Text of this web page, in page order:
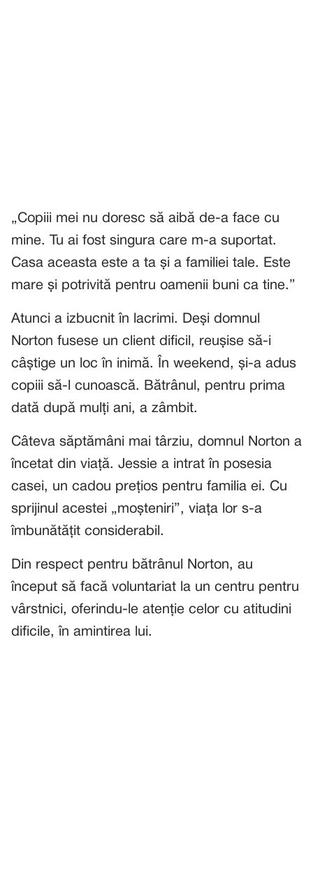
„Copiii mei nu doresc să aibă de-a face cu
mine. Tu ai fost singura care m-a suportat.
Casa aceasta este a ta și a familiei tale. Este
mare și potrivită pentru oamenii buni ca tine.”
Atunci a izbucnit în lacrimi. Deși domnul
Norton fusese un client dificil, reușise să-i
câștige un loc în inimă. În weekend, și-a adus
copiii să-l cunoască. Bătrânul, pentru prima
dată după mulți ani, a zâmbit.
Câteva săptămâni mai târziu, domnul Norton a
încetat din viață. Jessie a intrat în posesia
casei, un cadou prețios pentru familia ei. Cu
sprijinul acestei „moșteniri”, viața lor s-a
îmbunătățit considerabil.
Din respect pentru bătrânul Norton, au
început să facă voluntariat la un centru pentru
vârstnici, oferindu-le atenție celor cu atitudini
dificile, în amintirea lui.